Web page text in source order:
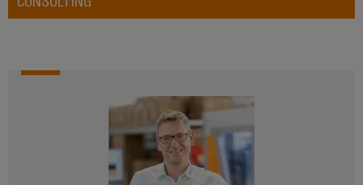
integradas
para
ferroviario
Soluciones
modernas
Accesorios
automáticas
Software
Señalizadores